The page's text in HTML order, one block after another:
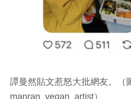
譚曼然貼文惹怒大批網友。（
manran_vegan_artist）